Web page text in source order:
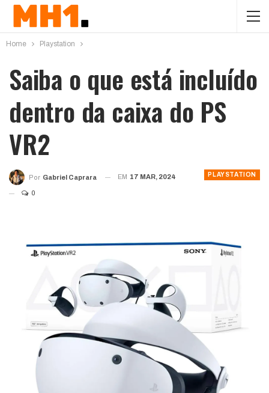
Home Playstation
Saiba o que está incluído
dentro da caixa do PS
VR2
PLAYSTATION
Por Gabriel Caprara EM 17 MAR, 2024
0